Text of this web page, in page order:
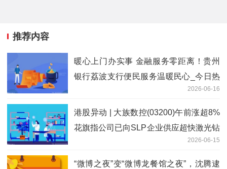
推荐内容
暖心上门办实事 金融服务零距离！贵州
银行荔波支行便民服务温暖民心_今日热
2026-06-16
港股异动 | 大族数控(03200)午前涨超8%
花旗指公司已向SLP企业供应超快激光钻
2026-06-15
“微博之夜”变“微博龙餐馆之夜”，沈腾逮